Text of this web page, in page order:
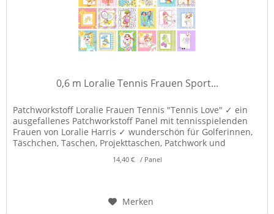
0,6 m Loralie Tennis Frauen Sport...
Patchworkstoff Loralie Frauen Tennis "Tennis Love" ✓ ein
ausgefallenes Patchworkstoff Panel mit tennisspielenden
Frauen von Loralie Harris ✓ wunderschön für Golferinnen,
Täschchen, Taschen, Projekttaschen, Patchwork und
14,40 € / Panel
Merken